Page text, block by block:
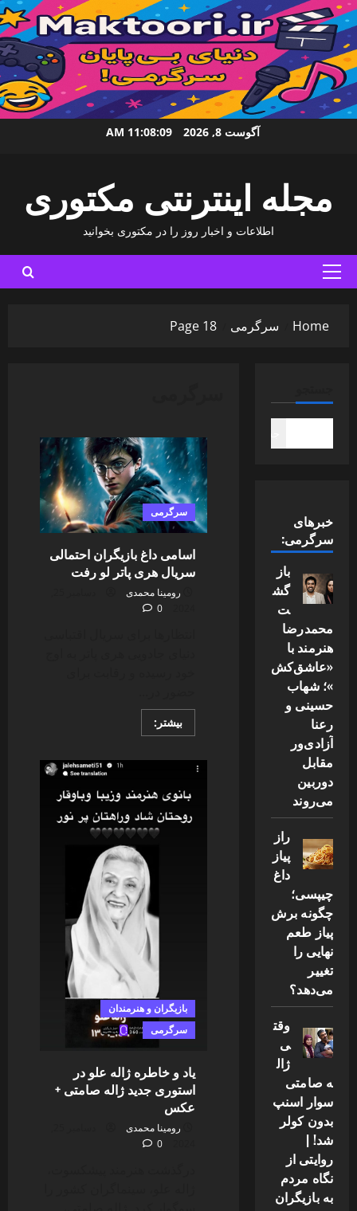
آگوست 8, 2026 11:08:10 AM
مجله اینترنتی مکتوری
اطلاعات و اخبار روز را در مکتوری بخوانید
Primary
Home سرگرمی Page 18
سرگرمی
اسامی داغ بازیگران احتمالی
سریال هری پاتر لو رفت
رومینا محمدی
0
بیشتر:Read
more
احتمالی
سریال
هری
پاتر
لو
رفت
بازیگران و هنرمندان
سرگرمی
یاد و خاطره ژاله علو در
استوری جدید ژاله صامتی +
عكس
رومینا محمدی
0
خبرهای
سرگرمی:
باز
گش
ت
محمدرضا
هنرمند با
«عاشق‌کش
»؛ شهاب
حسینی و
رعنا
آزادی‌ور
مقابل
دوربین
می‌روند
راز
پیاز
داغ
چیپسی؛
چگونه برش
پیاز طعم
نهایی را
تغییر
می‌دهد؟
وقت
ی
ژال
ه صامتی
سوار اسنپ
بدون کولر
شد! |
روایتی از
نگاه مردم
به بازیگران